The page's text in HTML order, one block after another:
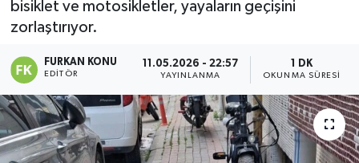
bisiklet ve motosikletler, yayaların geçişini
zorlaştırıyor.
FURKAN KONU
EDITÖR
11.05.2026 - 22:57
YAYINLANMA
1 DK
OKUNMA SÜRESI
Spor
Magazin
Medya
Sağlık
Son Dakika Haberleri
Haber Arşivi